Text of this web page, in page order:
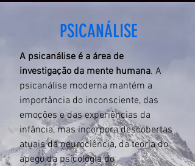
PSICANÁLISE
A psicanálise é a área de
investigação da mente humana. A
psicanálise moderna mantém a
importância do inconsciente, das
emoções e das experiências da
infância, mas incorpora descobertas
atuais da neurociência, da teoria do
apego da psicologia do